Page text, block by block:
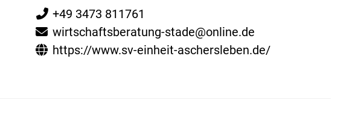
+49 3473 811761
wirtschaftsberatung-stade@online.de
https://www.sv-einheit-aschersleben.de/